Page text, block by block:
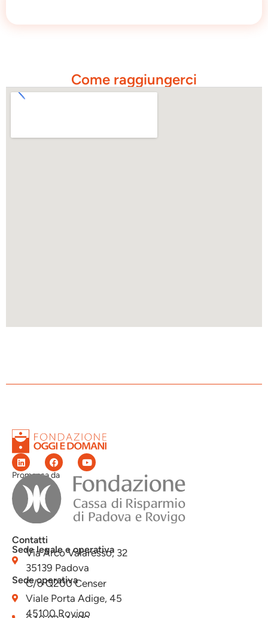
Come raggiungerci
Promossa da
Contatti
Sede legale e operativa
Via Arco Valaresso, 32
35139 Padova
Sede operativa
C/o Q200 Censer
Viale Porta Adige, 45
45100 Rovigo